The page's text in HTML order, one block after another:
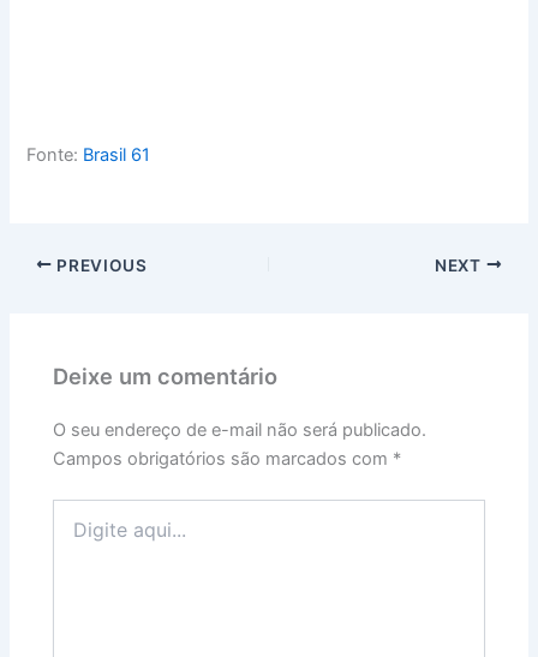
Fonte: Brasil 61
PREVIOUS NEXT
Deixe um comentário
O seu endereço de e-mail não será publicado.
Campos obrigatórios são marcados com *
aqui...